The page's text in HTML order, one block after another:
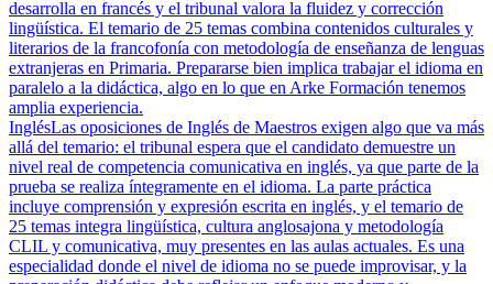
desarrolla en francés y el tribunal valora la fluidez y corrección
lingüística. El temario de 25 temas combina contenidos culturales y
literarios de la francofonía con metodología de enseñanza de lenguas
extranjeras en Primaria. Prepararse bien implica trabajar el idioma en
paralelo a la didáctica, algo en lo que en Arke Formación tenemos
amplia experiencia.
InglésLas oposiciones de Inglés de Maestros exigen algo que va más
allá del temario: el tribunal espera que el candidato demuestre un
nivel real de competencia comunicativa en inglés, ya que parte de la
prueba se realiza íntegramente en el idioma. La parte práctica
incluye comprensión y expresión escrita en inglés, y el temario de
25 temas integra lingüística, cultura anglosajona y metodología
CLIL y comunicativa, muy presentes en las aulas actuales. Es una
especialidad donde el nivel de idioma no se puede improvisar, y la